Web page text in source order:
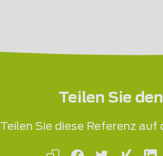
Teilen Sie
Teilen Sie diese Referenz auf